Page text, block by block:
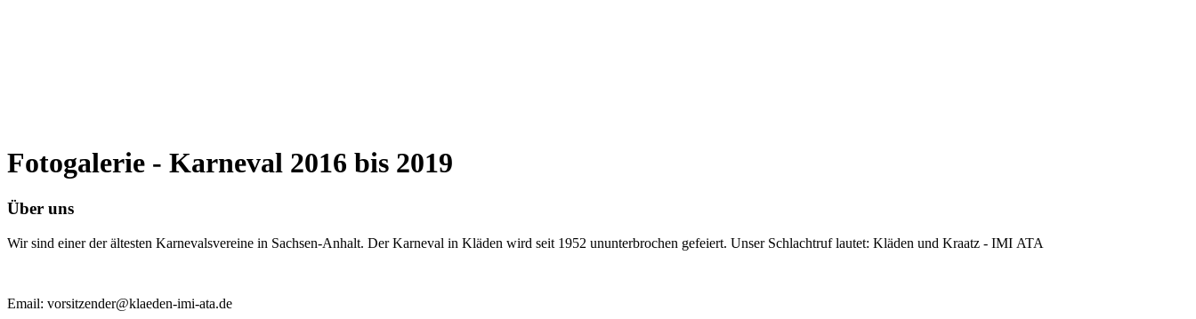
Fotogalerie - Karneval 2016 bis 2019
Über uns
Wir sind einer der ältesten Karnevalsvereine in Sachsen-Anhalt. Der Karneval in Kläden wird seit 1952 ununterbrochen gefeiert. Unser Schlachtruf lautet: Kläden und Kraatz - IMI ATA
Email: vorsitzender@klaeden-imi-ata.de